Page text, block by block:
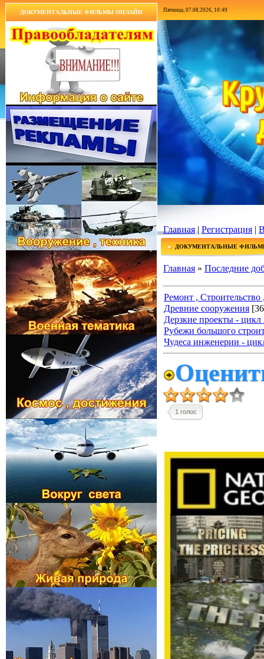
ДОКУМЕНТАЛЬНЫЕ ФИЛЬМЫ ОНЛАЙН Пятница, 07.08.2026, 10:49
Главная|Регистрация |
ДОКУМЕНТАЛЬНЫЕ
Главная » Последние
Ремонт ,
Древние сооружения
Дерзкие проекты - цикл
Рубежи большого
Чудеса инженерии -
1 голос